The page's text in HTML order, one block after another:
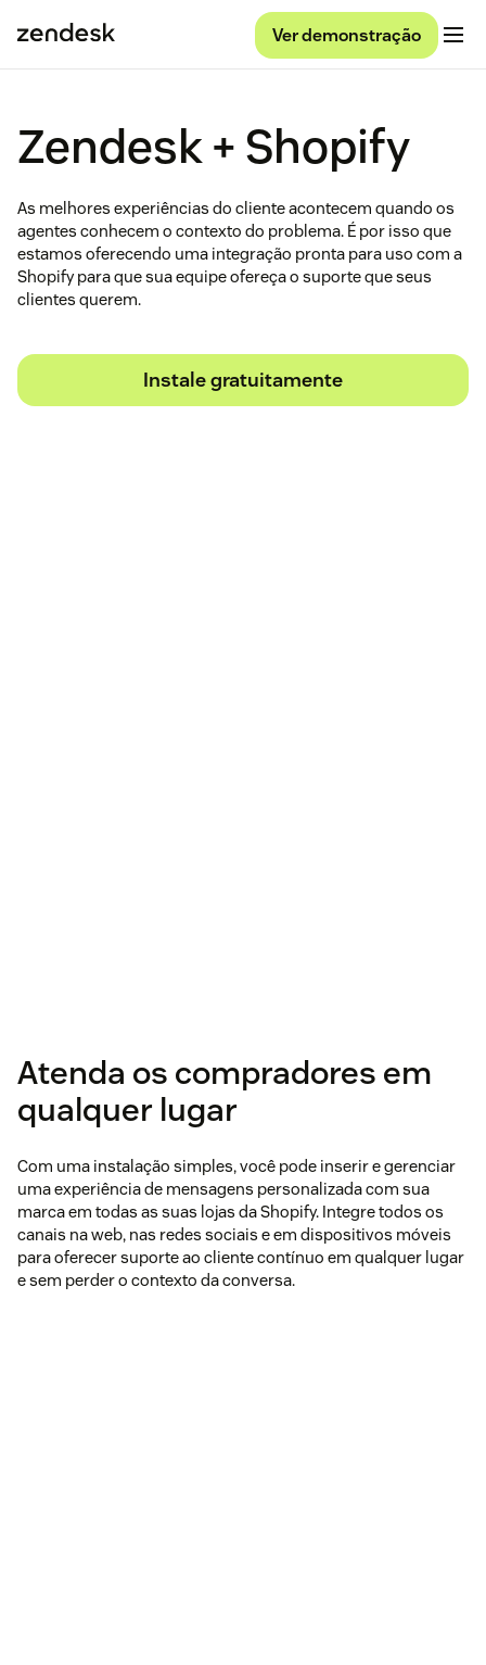
Ver demonstração
Zendesk + Shopify
As melhores experiências do cliente acontecem quando os
agentes conhecem o contexto do problema. É por isso que
estamos oferecendo uma integração pronta para uso com a
Shopify para que sua equipe ofereça o suporte que seus
clientes querem.
Instale gratuitamente
Atenda os compradores em
qualquer lugar
Com uma instalação simples, você pode inserir e gerenciar
uma experiência de mensagens personalizada com sua
marca em todas as suas lojas da Shopify. Integre todos os
canais na web, nas redes sociais e em dispositivos móveis
para oferecer suporte ao cliente contínuo em qualquer lugar
e sem perder o contexto da conversa.